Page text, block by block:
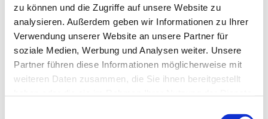
zu können und die Zugriffe auf unsere Website zu
analysieren. Außerdem geben wir Informationen zu Ihrer
Verwendung unserer Website an unsere Partner für
soziale Medien, Werbung und Analysen weiter. Unsere
Partner führen diese Informationen möglicherweise mit
weiteren Daten zusammen, die Sie ihnen bereitgestellt
ZumMitbetenempfehlen wirstundengebet.de
das auch als kostenloseAndroid- undiOS-App
zur Verfügung steht.